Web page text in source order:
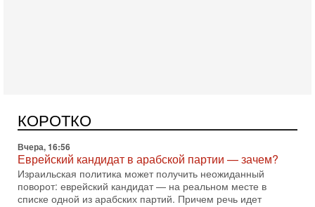
КОРОТКО
перед ожидаемым визитом премьер-министра Биньямина
Нетаниягу на Генассамблею ООН в сентябре. По
Вчера, 16:56
Еврейский кандидат в арабской партии — зачем?
Израильская политика может получить неожиданный
поворот: еврейский кандидат — на реальном месте в
списке одной из арабских партий. Причем речь идет